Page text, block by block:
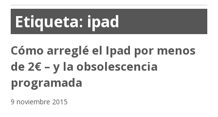
Etiqueta: ipad
Cómo arreglé el Ipad por menos
de 2€ – y la obsolescencia
programada
9 noviembre 2015